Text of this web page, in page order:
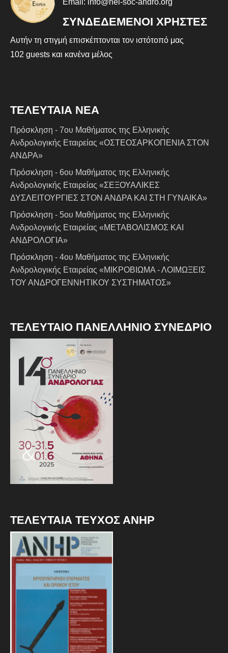
ΣΥΝΔΕΔΕΜΕΝΟΙ ΧΡΗΣΤΕΣ
Αυτήν τη στιγμή επισκέπτονται τον ιστότοπό μας
102 guests και κανένα μέλος
ΤΕΛΕΥΤΑΙΑ ΝΕΑ
Πρόσκληση - 7ου Μαθήματος της Ελληνικής
Ανδρολογικής Εταιρείας «ΟΣΤΕΟΣΑΡΚΟΠΕΝΙΑ ΣΤΟΝ
ΑΝΔΡΑ»
Πρόσκληση - 6ου Μαθήματος της Ελληνικής
Ανδρολογικής Εταιρείας «ΣΕΞΟΥΑΛΙΚΕΣ
ΔΥΣΛΕΙΤΟΥΡΓΙΕΣ ΣΤΟΝ ΑΝΔΡΑ ΚΑΙ ΣΤΗ ΓΥΝΑΙΚΑ»
Πρόσκληση - 5ου Μαθήματος της Ελληνικής
Ανδρολογικής Εταιρείας «ΜΕΤΑΒΟΛΙΣΜΟΣ ΚΑΙ
ΑΝΔΡΟΛΟΓΙΑ»
Πρόσκληση - 4ου Μαθήματος της Ελληνικής
Ανδρολογικής Εταιρείας «ΜΙΚΡΟΒΙΩΜΑ - ΛΟΙΜΩΞΕΙΣ
ΤΟΥ ΑΝΔΡΟΓΕΝΝΗΤΙΚΟΥ ΣΥΣΤΗΜΑΤΟΣ»
ΤΕΛΕΥΤΑΙΟ ΠΑΝΕΛΛΗΝΙΟ ΣΥΝΕΔΡΙΟ
ΤΕΛΕΥΤΑΙΑ ΤΕΥΧΟΣ ΑΝΗΡ